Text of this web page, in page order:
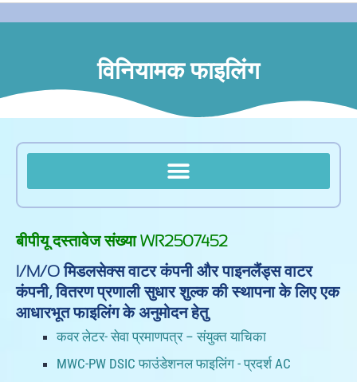
विनियामक फाइलिंग
बीपीयू दस्तावेज संख्या WR2507452
I/M/O मिडलसेक्स वाटर कंपनी और पाइनलैंड्स वाटर
कंपनी, वितरण प्रणाली सुधार शुल्क की स्थापना के लिए एक
आधारभूत फाइलिंग के अनुमोदन हेतु
कवर लेटर- सेवा प्रमाणपत्र – संयुक्त याचिका
MWC-PW DSIC फाउंडेशनल फाइलिंग - प्रदर्श AC